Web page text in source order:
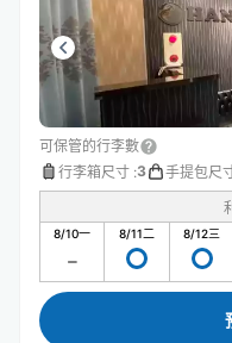
可保管的行李數
行李箱尺寸 :3 手提包尺
8/10一 8/11二 8/12三